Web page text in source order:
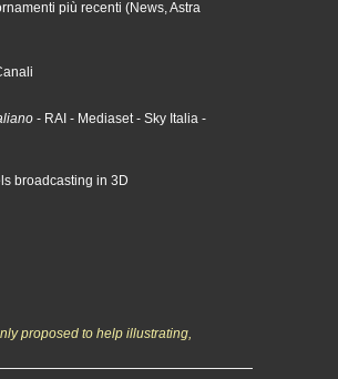
più recenti (News, Astra
- RAI - Mediaset - Sky Italia -
broadcasting in 3D
proposed to help illustrating,